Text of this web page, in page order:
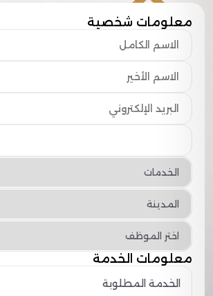
معلومات شخصية
معلومات الخدمة